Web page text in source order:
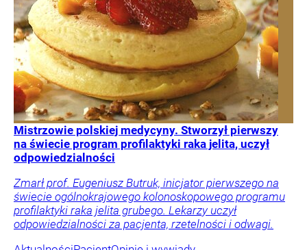
Mistrzowie polskiej medycyny. Stworzył pierwszy
na świecie program profilaktyki raka jelita, uczył
odpowiedzialności
Zmarł prof. Eugeniusz Butruk, inicjator pierwszego na
świecie ogólnokrajowego kolonoskopowego programu
profilaktyki raka jelita grubego. Lekarzy uczył
odpowiedzialności za pacjenta, rzetelności i odwagi.